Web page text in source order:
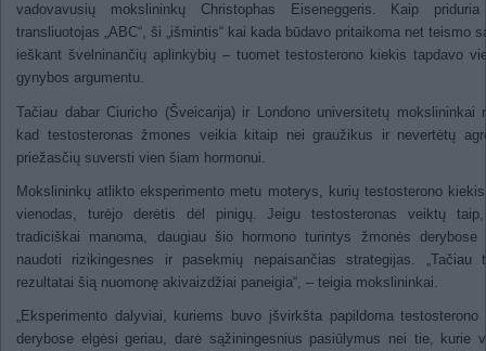
vadovavusių mokslininkų Christophas Eiseneggeris. Kaip
transliuotojas „ABC“, ši „išmintis“ kai kada būdavo pritaikoma net teismo
ieškant švelninančių aplinkybių – tuomet testosterono kiekis tapdavo
gynybos argumentu.
Tačiau dabar Ciuricho (Šveicarija) ir Londono universitetų mokslininkai
kad testosteronas žmones veikia kitaip nei graužikus ir nevertėtų
priežasčių suversti vien šiam hormonui.
Mokslininkų atlikto eksperimento metu moterys, kurių testosterono
vienodas, turėjo derėtis dėl pinigų. Jeigu testosteronas veiktų
tradiciškai manoma, daugiau šio hormono turintys žmonės derybose
naudoti rizikingesnes ir pasekmių nepaisančias strategijas. „Tačiau
rezultatai šią nuomonę akivaizdžiai paneigia“, – teigia mokslininkai.
„Eksperimento dalyviai, kuriems buvo įšvirkšta papildoma testosterono
derybose elgėsi geriau, darė sąžiningesnius pasiūlymus nei tie, kurie